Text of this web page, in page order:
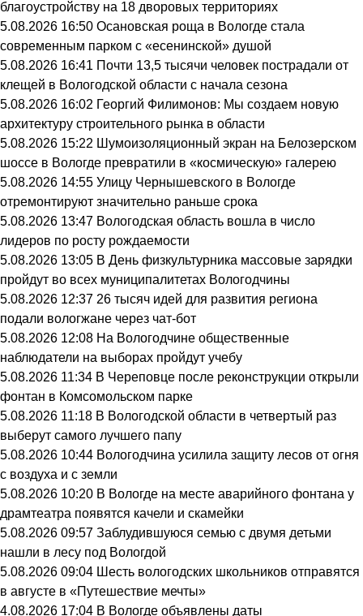
благоустройству на 18 дворовых территориях
5.08.2026 16:50 Осановская роща в Вологде стала
современным парком с «есенинской» душой
5.08.2026 16:41 Почти 13,5 тысячи человек пострадали от
клещей в Вологодской области с начала сезона
5.08.2026 16:02 Георгий Филимонов: Мы создаем новую
архитектуру строительного рынка в области
5.08.2026 15:22 Шумоизоляционный экран на Белозерском
шоссе в Вологде превратили в «космическую» галерею
5.08.2026 14:55 Улицу Чернышевского в Вологде
отремонтируют значительно раньше срока
5.08.2026 13:47 Вологодская область вошла в число
лидеров по росту рождаемости
5.08.2026 13:05 В День физкультурника массовые зарядки
пройдут во всех муниципалитетах Вологодчины
5.08.2026 12:37 26 тысяч идей для развития региона
подали вологжане через чат-бот
5.08.2026 12:08 На Вологодчине общественные
наблюдатели на выборах пройдут учебу
5.08.2026 11:34 В Череповце после реконструкции открыли
фонтан в Комсомольском парке
5.08.2026 11:18 В Вологодской области в четвертый раз
выберут самого лучшего папу
5.08.2026 10:44 Вологодчина усилила защиту лесов от огня
с воздуха и с земли
5.08.2026 10:20 В Вологде на месте аварийного фонтана у
драмтеатра появятся качели и скамейки
5.08.2026 09:57 Заблудившуюся семью с двумя детьми
нашли в лесу под Вологдой
5.08.2026 09:04 Шесть вологодских школьников отправятся
в августе в «Путешествие мечты»
4.08.2026 17:04 В Вологде объявлены даты